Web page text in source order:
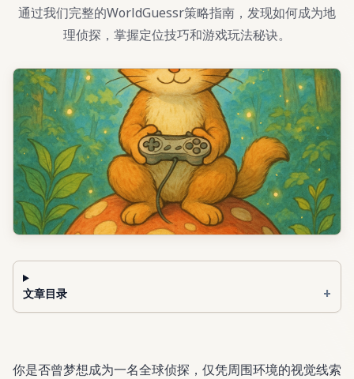
通过我们完整的WorldGuessr策略指南，发现如何成为地
理侦探，掌握定位技巧和游戏玩法秘诀。
文章目录 +
你是否曾梦想成为一名全球侦探，仅凭周围环境的视觉线索